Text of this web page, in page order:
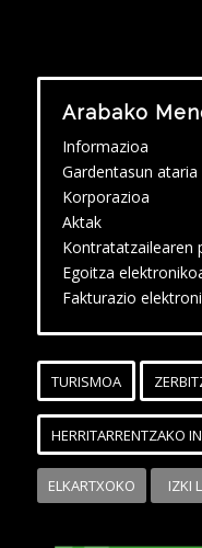
Arabako
Informazioa
Gardentasun ataria
Korporazioa
Aktak
Kontratatzailearen
Egoitza
Fakturazio
TURISMOA
HERRITARRENTZAKO
ELKARTXOKO IZKI